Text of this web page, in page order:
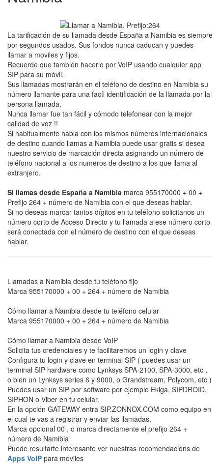
La tarificación de su llamada desde España a Namibia es siempre
por segundos usados. Sus fondos nunca caducan y puedes
llamar a moviles y fijos.
Recuerde que también hacerlo por VoIP usando cualquier app
SIP para su móvil.
Sus llamadas mostrarán en el teléfono de destino en Namibia su
número llamante para una facíl identificación de la llamada por la
persona llamada.
Nunca llamar fue tan fácil y cómodo telefonear con la mejor
calidad de voz !!
Si habitualmente habla con los mismos números internacionales
de destino cuando llamas a Namibia puede usar gratis si desea
nuestro servicio de marcación directa asignando un número de
teléfono nacional a los numeros de destino a los que llama al
extranjero.
Si llamas desde España a Namibia marca 955170000 + 00 +
Prefijo 264 + número de Namibia con el que deseas hablar.
Si no deseas marcar tantos dígitos en tu teléfono solicitanos un
número corto de Acceso Directo y tu llamada a ese número corto
será conectada con el número de destino con el que deseas
hablar.
Llamadas a Namibia desde tu teléfono fijo
Marca 955170000 + 00 + 264 + número de Namibia
Cómo llamar a Namibia desde tu teléfono celular
Marca 955170000 + 00 + 264 + número de Namibia
Cómo llamar a Namibia desde VoIP
Solicita tus credenciales y te facilitaremos un login y clave
Configura tu login y clave en terminal SIP ( puedes usar un
terminal SIP hardware como Lynksys SPA-2100, SPA-3000, etc ,
o bien un Lynksys series 6 y 9000, o Grandstream, Polycom, etc )
Puedes usar un SIP por software por ejemplo Ekiga, SIPDROID,
SIPHON o Viber en tu celular.
En la opción GATEWAY entra SIP.ZONNOX.COM como equipo en
el cual te vas a registrar y enviar las llamadas.
Marca opcional 00 , o marca directamente el prefijo 264 +
número de Namibia
Puede resultarte interesante ver nuestras recomendacions de
Apps VoIP para móviles